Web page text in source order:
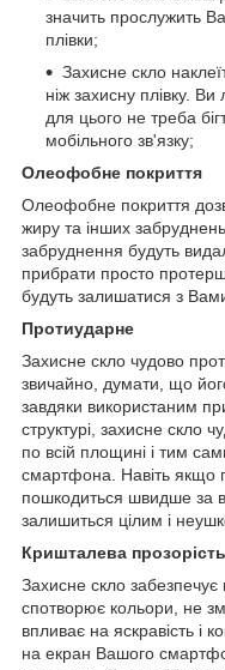
значить прослужить
плівки;
Захисне скло
ніж захисну плівку. Ви
для цього не треба
мобільного зв'язку;
Олеофобне покриття
Олеофобне покриття
жиру та інших
забруднення будуть
прибрати просто
будуть залишатися з
Протиударне
Захисне скло чудово
звичайно, думати, що
завдяки використаним
структурі, захисне скло
по всій площині і тим
смартфона. Навіть якщо
пошкодиться швидше за
залишиться цілим і
Кришталева прозорість
Захисне скло
спотворює кольори, не
впливає на яскравість і
на екран Вашого